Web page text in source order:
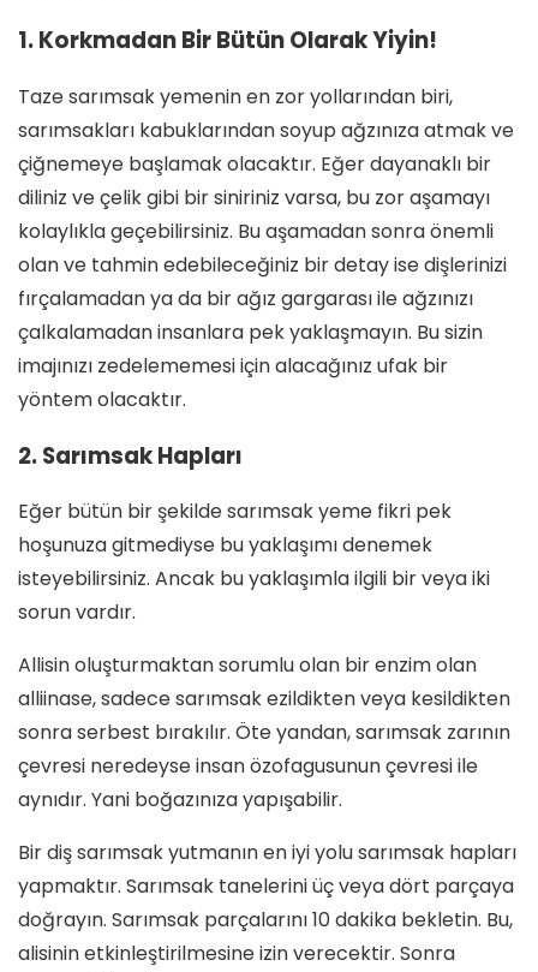
1. Korkmadan Bir Bütün Olarak Yiyin!
Taze sarımsak yemenin en zor yollarından biri,
sarımsakları kabuklarından soyup ağzınıza atmak ve
çiğnemeye başlamak olacaktır. Eğer dayanaklı bir
diliniz ve çelik gibi bir siniriniz varsa, bu zor aşamayı
kolaylıkla geçebilirsiniz. Bu aşamadan sonra önemli
olan ve tahmin edebileceğiniz bir detay ise dişlerinizi
fırçalamadan ya da bir ağız gargarası ile ağzınızı
çalkalamadan insanlara pek yaklaşmayın. Bu sizin
imajınızı zedelememesi için alacağınız ufak bir
yöntem olacaktır.
2. Sarımsak Hapları
Eğer bütün bir şekilde sarımsak yeme fikri pek
hoşunuza gitmediyse bu yaklaşımı denemek
isteyebilirsiniz. Ancak bu yaklaşımla ilgili bir veya iki
sorun vardır.
Allisin oluşturmaktan sorumlu olan bir enzim olan
alliinase, sadece sarımsak ezildikten veya kesildikten
sonra serbest bırakılır. Öte yandan, sarımsak zarının
çevresi neredeyse insan özofagusunun çevresi ile
aynıdır. Yani boğazınıza yapışabilir.
Bir diş sarımsak yutmanın en iyi yolu sarımsak hapları
yapmaktır. Sarımsak tanelerini üç veya dört parçaya
doğrayın. Sarımsak parçalarını 10 dakika bekletin. Bu,
alisinin etkinleştirilmesine izin verecektir. Sonra